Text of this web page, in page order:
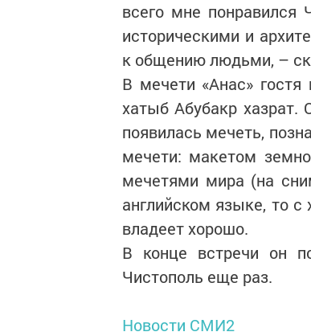
всего мне понравился
историческими и
к общению людьми, –
В мечети «Анас»
хатыб Абубакр хазрат.
появилась мечеть,
мечети: макетом
мечетями мира (на
английском языке, то
владеет хорошо.
В конце встречи он
Чистополь еще раз.
Новости СМИ2